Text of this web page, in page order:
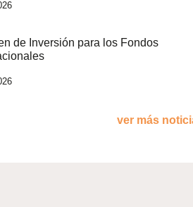
de Inversión para los Fondos
ver más